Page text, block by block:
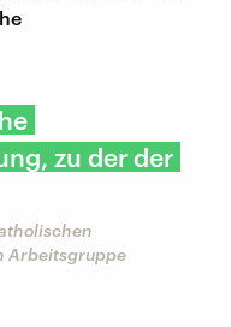
zu der der
Arbeitsgruppe